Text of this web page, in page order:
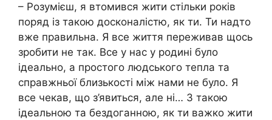
– Розумієш, я втомився жити стільки років
поряд із такою досконалістю, як ти. Ти надто
вже правильна. Я все життя переживав щось
зробити не так. Все у нас у родині було
ідеально, а простого людського тепла та
справжньої близькості між нами не було. Я
все чекав, що з’явиться, але ні… З такою
ідеальною та бездоганною, як ти важко жити